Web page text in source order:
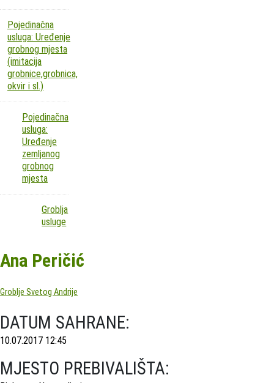
Pojedinačna
usluga: Uređenje
grobnog mjesta
(imitacija
grobnice,grobnica,
okvir i sl.)
Pojedinačna
usluga:
Uređenje
zemljanog
grobnog
mjesta
Groblja
usluge
Ana Peričić
Groblje Svetog Andrije
DATUM SAHRANE:
10.07.2017 12:45
MJESTO PREBIVALIŠTA: